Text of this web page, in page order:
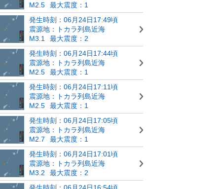
M2.5
最大震度：1
発生時刻：06月24日17:49頃
震源地：トカラ列島近海
M3.1
最大震度：2
発生時刻：06月24日17:44頃
震源地：トカラ列島近海
M2.5
最大震度：1
発生時刻：06月24日17:11頃
震源地：トカラ列島近海
M2.5
最大震度：1
発生時刻：06月24日17:05頃
震源地：トカラ列島近海
M2.7
最大震度：1
発生時刻：06月24日17:01頃
震源地：トカラ列島近海
M3.2
最大震度：2
発生時刻：06月24日16:54頃